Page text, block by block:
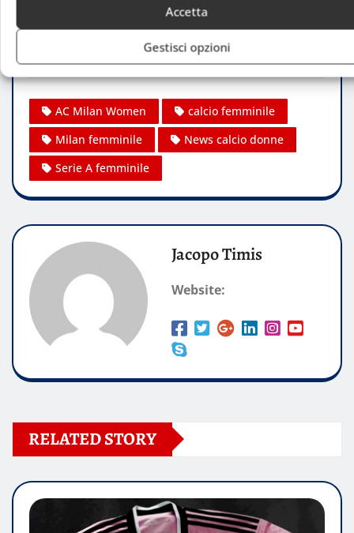
Accetta
Gestisci opzioni
appare ben posizionato per rafforzare il proprio
ruolo, contribuendo allo sviluppo del calcio
femminile in Italia e a livello internazionale.
AC Milan Women
calcio femminile
Milan femminile
News calcio donne
Serie A femminile
Jacopo Timis
Website:
RELATED STORY